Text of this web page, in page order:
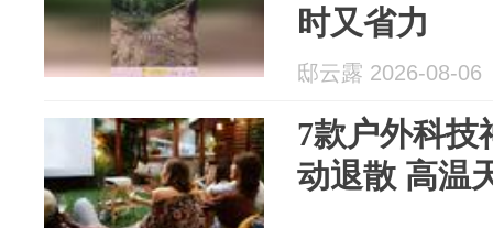
时又省力
邸云露 2026-08-06
7款户外科技
动退散 高温